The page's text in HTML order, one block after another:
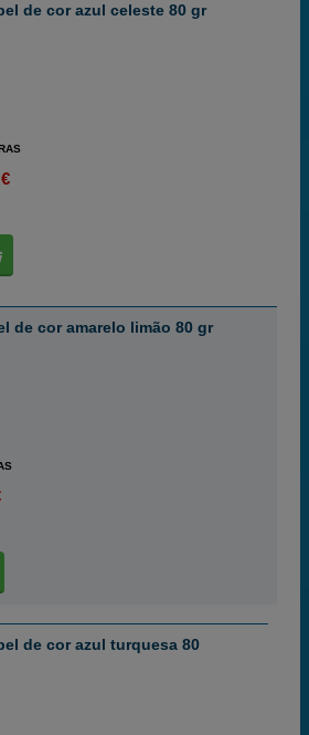
de cor azul celeste 80 gr
de cor amarelo limão 80 gr
de cor azul turquesa 80